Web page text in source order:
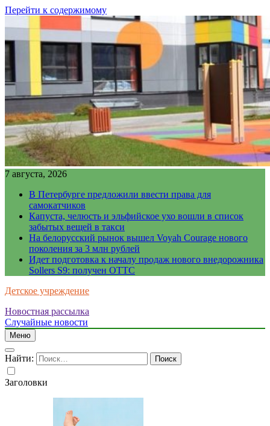
Перейти к содержимому
7 августа, 2026
В Петербурге предложили ввести права для
самокатчиков
Капуста, челюсть и эльфийское ухо вошли в список
забытых вещей в такси
На белорусский рынок вышел Voyah Courage нового
поколения за 3 млн рублей
Идет подготовка к началу продаж нового внедорожника
Sollers S9: получен ОТТС
Детское учреждение
Новостная рассылка
Случайные новости
Меню
Найти:
Заголовки